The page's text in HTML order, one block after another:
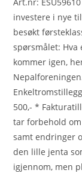
investere i nye
besøkt
spørsmålet:
kommer igen,
500,- *
tar forbehold
samt endringer
den lille jenta
igjennom, men